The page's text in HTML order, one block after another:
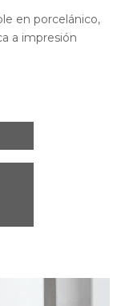
en porcelánico,
a impresión